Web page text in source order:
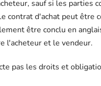
sauf si les parties
contrat d'achat peut être
être conclu en
l'acheteur et le vendeur.
pas les droits et